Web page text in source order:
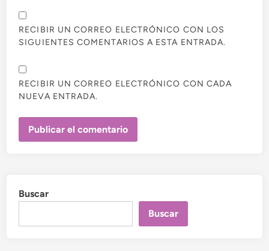
RECIBIR UN CORREO ELECTRÓNICO CON LOS
SIGUIENTES COMENTARIOS A ESTA ENTRADA.
RECIBIR UN CORREO ELECTRÓNICO CON CADA
NUEVA ENTRADA.
Buscar
Buscar